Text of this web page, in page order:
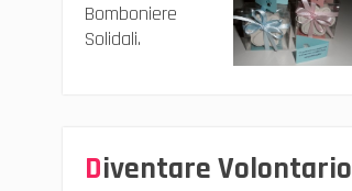
Bomboniere
Solidali.
Diventare Volontario